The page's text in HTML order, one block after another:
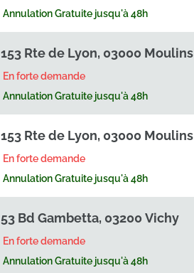
Annulation Gratuite jusqu'à 48h
153 Rte de Lyon, 03000 Moulins
En forte demande
Annulation Gratuite jusqu'à 48h
153 Rte de Lyon, 03000 Moulins
En forte demande
Annulation Gratuite jusqu'à 48h
53 Bd Gambetta, 03200 Vichy
En forte demande
Annulation Gratuite jusqu'à 48h